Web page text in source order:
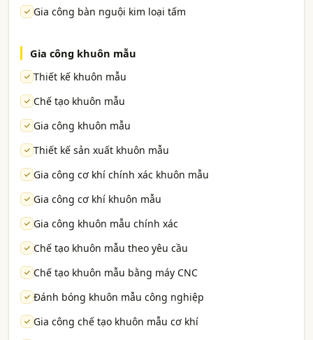
Gia công bàn nguội kim loại tấm
Gia công khuôn mẫu
Thiết kế khuôn mẫu
Chế tạo khuôn mẫu
Gia công khuôn mẫu
Thiết kế sản xuất khuôn mẫu
Gia công cơ khí chính xác khuôn mẫu
Gia công cơ khí khuôn mẫu
Gia công khuôn mẫu chính xác
Chế tạo khuôn mẫu theo yêu cầu
Chế tạo khuôn mẫu bằng máy CNC
Đánh bóng khuôn mẫu công nghiệp
Gia công chế tạo khuôn mẫu cơ khí